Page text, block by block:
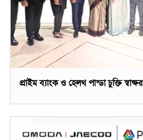
প্রাইম ব্যাংক ও হেলথ পান্ডা চুক্তি স্বাক্ষর